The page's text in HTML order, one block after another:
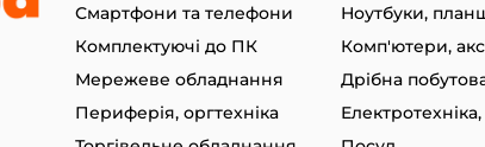
Смартфони та телефони
Ноутбуки,
Комплектуючі до ПК
Комп'ютери,
Мережеве обладнання
Дрібна
Периферія, оргтехніка